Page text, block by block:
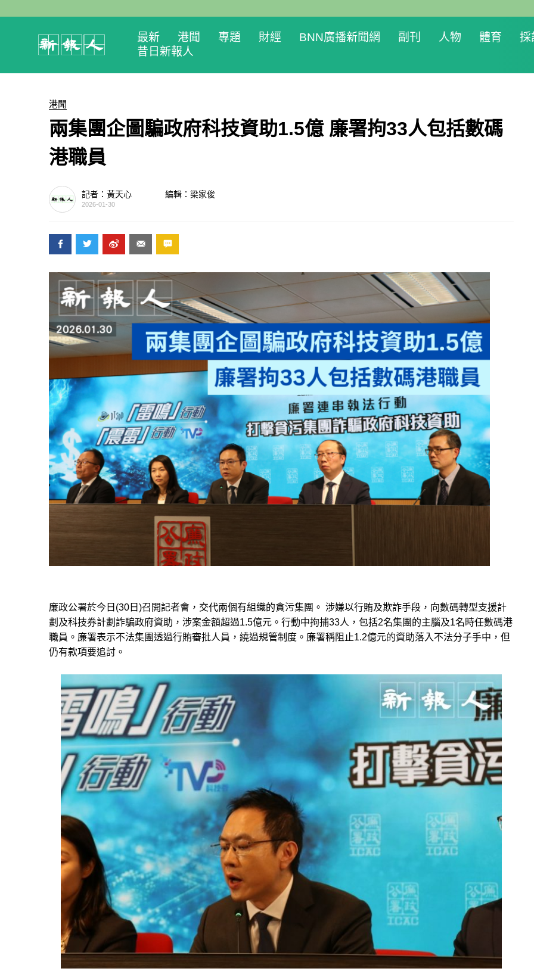
最新 港聞 專題 財經 BNN廣播新聞網 副刊 人物 體育 採
昔日新報人
港聞
兩集團企圖騙政府科技資助1.5億 廉署拘33人包括數碼
港職員
記者：黃天心 編輯：梁家俊
2026-01-30
廉政公署於今日(30日)召開記者會，交代兩個有組織的貪污集團。 涉嫌以行賄及欺詐手段，向數碼轉型支援計
劃及科技券計劃詐騙政府資助，涉案金額超過1.5億元。行動中拘捕33人，包括2名集團的主腦及1名時任數碼港
職員。廉署表示不法集團透過行賄審批人員，繞過規管制度。廉署稱阻止1.2億元的資助落入不法分子手中，但
仍有款項要追討。